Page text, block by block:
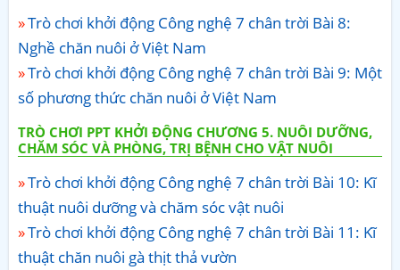
Trò chơi khởi động Công nghệ 7 chân trời Bài 8:
Nghề chăn nuôi ở Việt Nam
Trò chơi khởi động Công nghệ 7 chân trời Bài 9: Một
số phương thức chăn nuôi ở Việt Nam
TRÒ CHƠI PPT KHỞI ĐỘNG CHƯƠNG 5. NUÔI DƯỠNG,
CHĂM SÓC VÀ PHÒNG, TRỊ BỆNH CHO VẬT NUÔI
Trò chơi khởi động Công nghệ 7 chân trời Bài 10: Kĩ
thuật nuôi dưỡng và chăm sóc vật nuôi
Trò chơi khởi động Công nghệ 7 chân trời Bài 11: Kĩ
thuật chăn nuôi gà thịt thả vườn